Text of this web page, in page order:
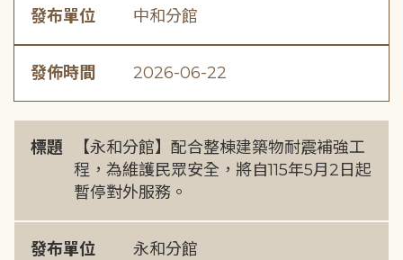
發布單位 中和分館
發佈時間 2026-06-22
標題
【永和分館】配合整棟建築物耐震補強工
程，為維護民眾安全，將自115年5月2日起
暫停對外服務。
發布單位 永和分館